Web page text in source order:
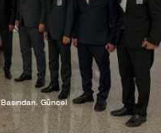
Basından, Güncel